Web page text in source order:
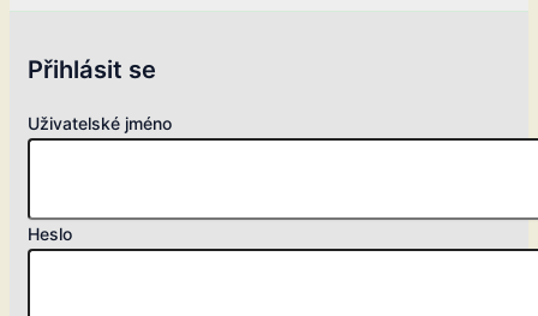
Přihlásit se
Uživatelské jméno
Heslo